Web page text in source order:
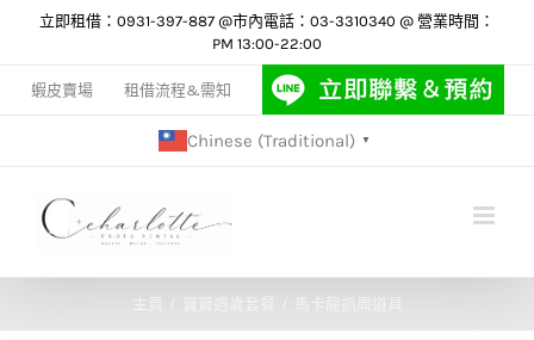
content
立即租借：0931-397-887 @市內電話：03-3310340 @ 營業時間：
PM 13:00-22:00
蝦皮賣場 租借流程&需知
Chinese (Traditional) ▼
寶寶週歲套餐 馬卡龍抓周道具